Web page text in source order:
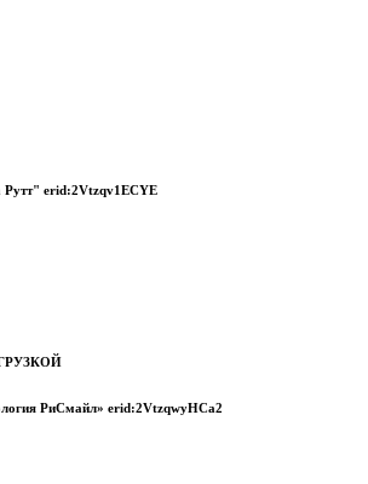
erid:2Vtzqv1ECYE
РиСмайл» erid:2VtzqwyHCa2